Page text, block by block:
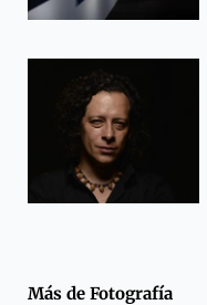
Más de Fotografía